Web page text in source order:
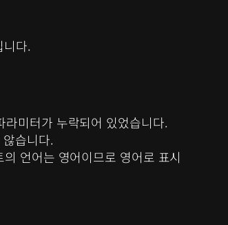
니다.
미터가 누락되어 있었습니다.
습니다.
언어는 영어이므로 영어로 표시